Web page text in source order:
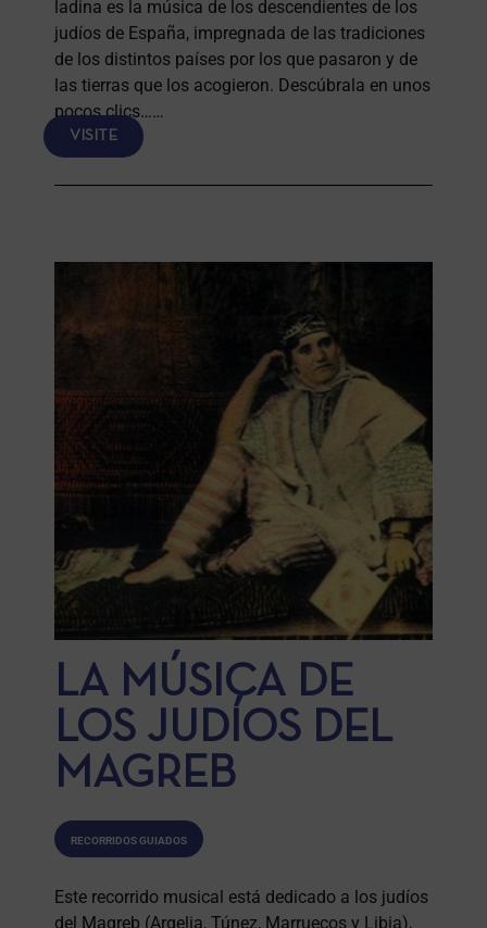
ladina es la música de los descendientes de los
judíos de España, impregnada de las tradiciones
de los distintos países por los que pasaron y de
las tierras que los acogieron. Descúbrala en unos
pocos clics……
VISITE
LA MÚSICA DE
LOS JUDÍOS DEL
MAGREB
RECORRIDOS GUIADOS
Este recorrido musical está dedicado a los judíos
del Magreb (Argelia, Túnez, Marruecos y Libia),